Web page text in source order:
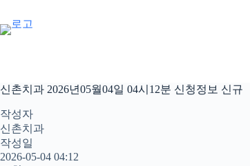
으
뛰
기
신촌치과 2026년05월04일 04시12분 신청정보 신규
작성자
신촌치과
작성일
2026-05-04 04:12